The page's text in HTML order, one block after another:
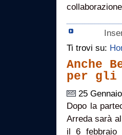
Ti trovi su:
Anche
per gli
25
Dopo la
Arreda sarà
il 6 febbraio